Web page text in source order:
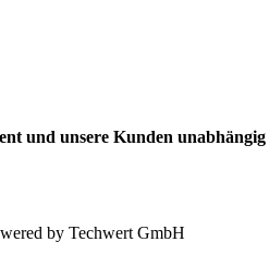
und unsere Kunden unabhängig
by Techwert GmbH